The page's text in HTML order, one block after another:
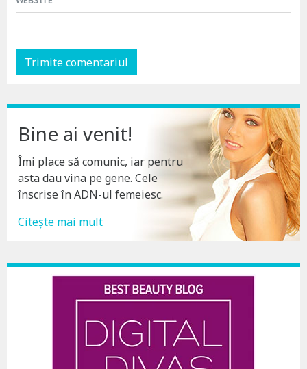
Bine ai venit!
Îmi place să comunic, iar pentru
asta dau vina pe gene. Cele
înscrise în ADN-ul femeiesc.
Citește mai mult